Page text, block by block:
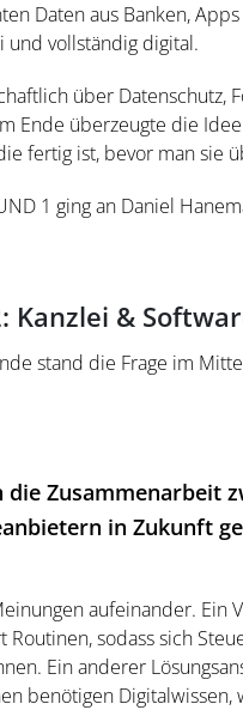
Daten aus Banken,
und vollständig digital.
über Datenschutz,
Ende überzeugte die
fertig ist, bevor man sie
1 ging an Daniel
Kanzlei &
stand die Frage im
die Zusammenarbeit
in Zukunft
aufeinander. Ein
Routinen, sodass sich
Ein anderer
benötigen